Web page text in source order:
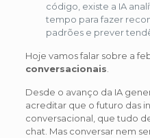
código, existe a IA
tempo para fazer
padrões e prever
Hoje vamos falar sobre a
conversacionais
Desde o avanço da IA
acreditar que o futuro das
conversacional, que tudo
chat. Mas conversar nem